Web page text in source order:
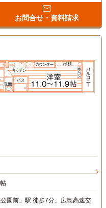
お問合せ・資料請求
園前」駅 徒歩7分、広島高速交